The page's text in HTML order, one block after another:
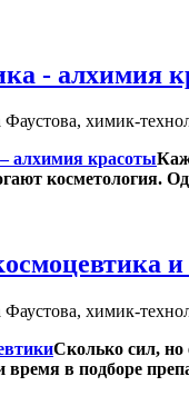
- алхимия
химик-
косметология.
химик-
Сколько сил,
время в подборе